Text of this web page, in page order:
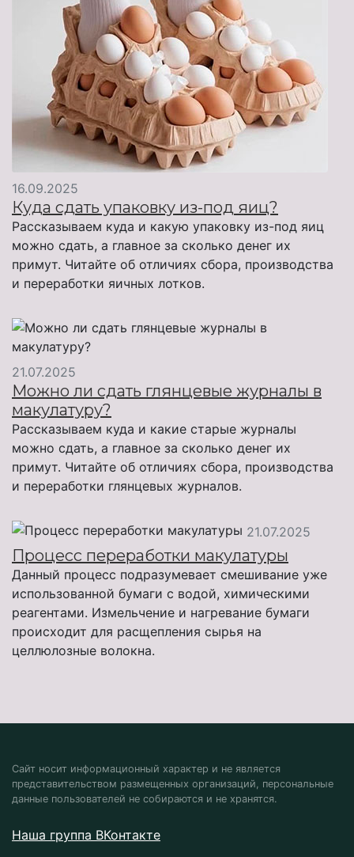
16.09.2025
Куда сдать упаковку из-под яиц?
Рассказываем куда и какую упаковку из-под яиц
можно сдать, а главное за сколько денег их
примут. Читайте об отличиях сбора, производства
и переработки яичных лотков.
21.07.2025
Можно ли сдать глянцевые журналы в
макулатуру?
Рассказываем куда и какие старые журналы
можно сдать, а главное за сколько денег их
примут. Читайте об отличиях сбора, производства
и переработки глянцевых журналов.
21.07.2025
Процесс переработки макулатуры
Данный процесс подразумевает смешивание уже
использованной бумаги с водой, химическими
реагентами. Измельчение и нагревание бумаги
происходит для расщепления сырья на
целлюлозные волокна.
Сайт носит информационный характер и не является
представительством размещенных организаций, персональные
данные пользователей не собираются и не хранятся.
Наша группа ВКонтакте